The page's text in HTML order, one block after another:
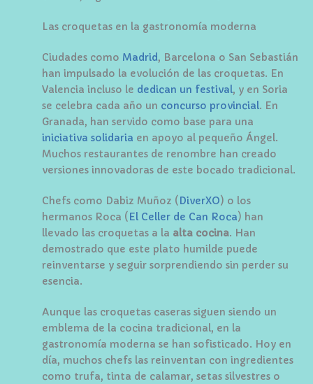
Las croquetas en la gastronomía moderna
Ciudades como Madrid, Barcelona o San Sebastián
han impulsado la evolución de las croquetas. En
Valencia incluso le dedican un festival, y en Soria
se celebra cada año un concurso provincial. En
Granada, han servido como base para una
iniciativa solidaria en apoyo al pequeño Ángel.
Muchos restaurantes de renombre han creado
versiones innovadoras de este bocado tradicional.
Chefs como Dabiz Muñoz ( DiverXO) o los
hermanos Roca ( El Celler de Can Roca) han
llevado las croquetas a la alta cocina. Han
demostrado que este plato humilde puede
reinventarse y seguir sorprendiendo sin perder su
esencia.
Aunque las croquetas caseras siguen siendo un
emblema de la cocina tradicional, en la
gastronomía moderna se han sofisticado. Hoy en
día, muchos chefs las reinventan con ingredientes
como trufa, tinta de calamar, setas silvestres o